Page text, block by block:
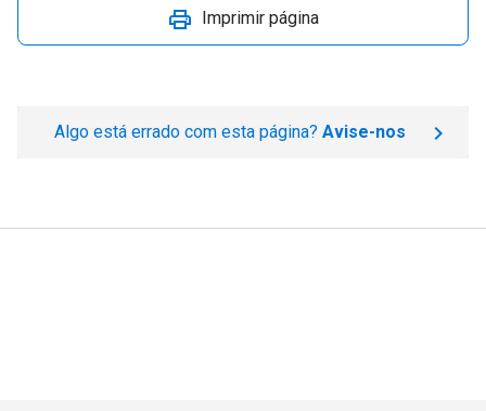
Imprimir página
Algo está errado com esta página? Avise-nos